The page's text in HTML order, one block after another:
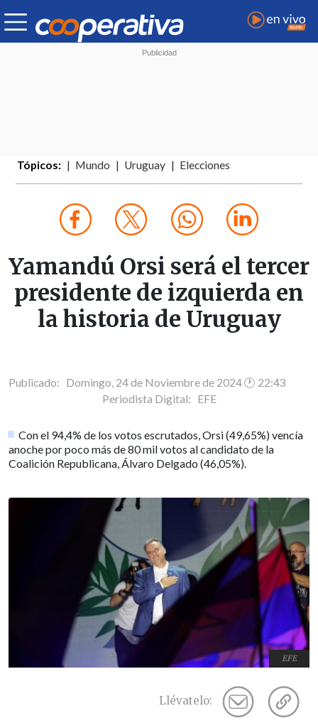
Tópicos: Mundo Uruguay Elecciones
Yamandú Orsi será el tercer
presidente de izquierda en
la historia de Uruguay
Publicado: Domingo, 24 de Noviembre de 2024 🕐 22:43
Periodista Digital: EFE
Con el 94,4% de los votos escrutados, Orsi (49,65%) vencía
anoche por poco más de 80 mil votos al candidato de la
Coalición Republicana, Álvaro Delgado (46,05%).
EFE
Llévatelo: